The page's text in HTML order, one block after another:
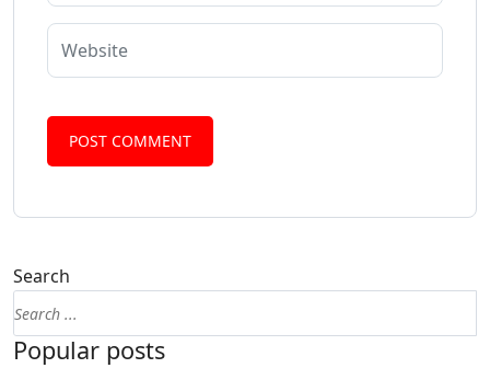
Search
Popular posts